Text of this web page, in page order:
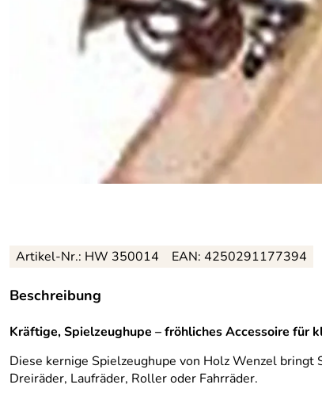
Artikel-Nr.: HW 350014 EAN: 4250291177394
Beschreibung
Kräftige, Spielzeughupe – fröhliches Accessoire für
Diese kernige Spielzeughupe von Holz Wenzel
Dreiräder, Laufräder, Roller oder Fahrräder.